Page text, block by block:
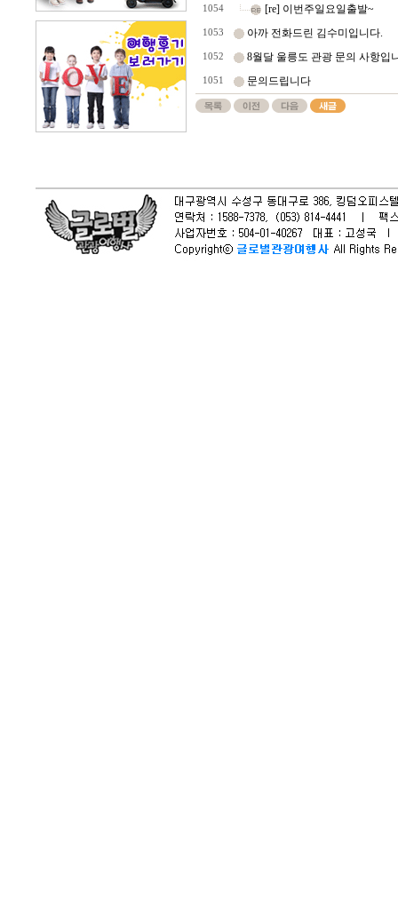
1054 [re] 이번주일요일출발~
1053 아까 전화드린 김수미입니다.
1052 8월달 울릉도 관광 문의 사항입
1051 문의드립니다